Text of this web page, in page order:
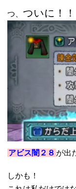
つ、 ついに！！
アビス闇２８ が出
しかも！